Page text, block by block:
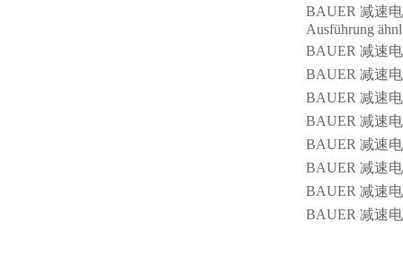
BAUER 减速电
Ausführung
BAUER 减速电
BAUER 减速
BAUER 减速电
BAUER 减速
BAUER 减速电
BAUER 减速
BAUER 减速
BAUER 减速